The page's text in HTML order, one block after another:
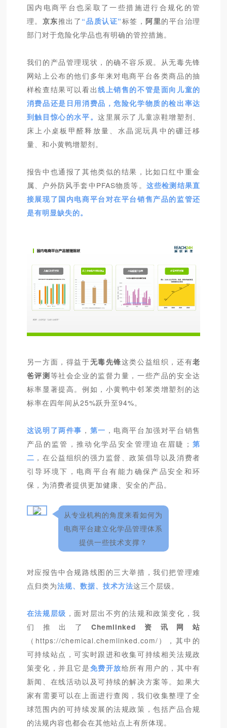
国内电商平台也采取了一些措施进行合规化的管
理。 京东推出了 “品质认证”标签，阿里的平台治理
部门对于危险化学品也有明确的管控措施。
我们的产品管理现状，的确不容乐观。从无毒先锋
网站上公布的他们多年来对电商平台各类商品的抽
样检查结果可以看出线上销售的不管是面向儿童的
消费品还是日用消费品，危险化学物质的检出率达
到触目惊心的水平。这里展示了儿童凉鞋增塑剂、
床上小桌板甲醛释放量、水晶泥玩具中的硼迁移
量、和小黄鸭增塑剂。
报告中也通报了其他类似的结果，比如口红中重金
属、户外防风手套中PFAS物质等。 这些检测结果直
接展现了国内电商平台对在平台销售产品的监管还
是有明显缺失的。
另一方面，得益于无毒先锋这类公益组织，还有老
爸评测等社会企业的监督力量，一些产品的安全达
标率显著提高。例如，小黄鸭中邻苯类增塑剂的达
标率在四年间从25%跃升至94%。
这说明了两件事 ， 第一 ，电商平台加强对平台销售
产品的监管，推动化学品安全管理迫在眉睫； 第
二 ，在公益组织的强力监督、政策倡导以及消费者
引导环境下，电商平台有能力确保产品安全和环
保，为消费者提供更加健康、安全的产品。
从专业机构的角度来看如何为
电商平台建立化学品管理体系
提供一些技术支撑？
对应报告中合规路线图的三大举措，我们把管理难
点归类为法规、数据、技术方法这三个层级。
在法规层级 ，面对层出不穷的法规和政策变化，我
们推出了 Chemlinked资讯网站
（ https://chemical.chemlinked.com/ ），其中的
可持续站点，可实时跟进和收集可持续相关法规政
策变化，并且它是免费开放给所有用户的，其中有
新闻、在线活动以及可持续的解决方案等。如果大
家有需要可以在上面进行查阅，我们收集整理了全
球范围内的可持续发展的法规政策，包括产品合规
的法规内容也都会在其他站点上有所体现。